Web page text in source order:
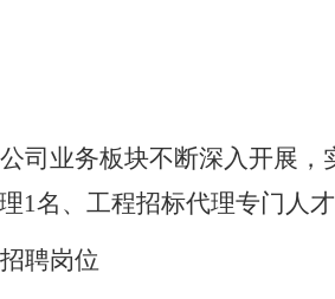
司业务板块不断深入开展
1名、工程招标代理专门人
聘岗位